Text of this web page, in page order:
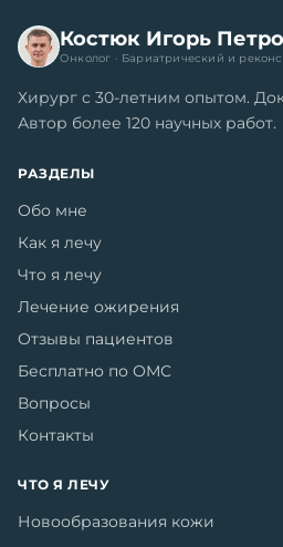
Костюк Игорь
Онколог · Бариатрический и
Хирург с 30-летним опытом.
Автор более 120 научных работ.
РАЗДЕЛЫ
Обо мне
Как я лечу
Что я лечу
Лечение ожирения
Отзывы пациентов
Бесплатно по ОМС
Вопросы
Контакты
ЧТО Я ЛЕЧУ
Новообразования кожи